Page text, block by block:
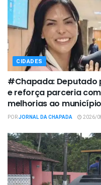
CIDADES
#Chapada: Deputado
e reforça parceria
melhorias ao município
PORJORNAL DA CHAPADA 2026/